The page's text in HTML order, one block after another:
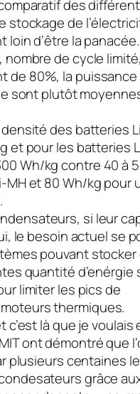
des
stockage de
loin d’être la
nombre de cycle
de 80%, la
sont plutôt
densité des batteries
et pour les batteries
Wh/kg contre 40 à
MH et 80 Wh/kg pour
si leur
le besoin actuel se
pouvant
quantité d’enérgie
limiter les pics de
thermiques.
là que je voulais
ont démontré que
plusieurs centaines
grâce